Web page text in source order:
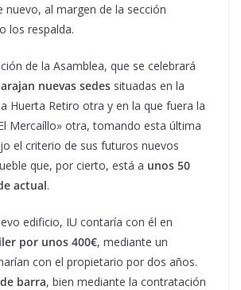
nuevo, al margen de la sección
los respalda.
de la Asamblea, que se celebrará
nuevas sedes situadas en la
Huerta Retiro otra y en la que fuera la
Mercaíllo» otra, tomando esta última
el criterio de sus futuros nuevos
que, por cierto, está a unos 50
actual.
edificio, IU contaría con él en
por unos 400€, mediante un
con el propietario por dos años.
barra, bien mediante la contratación